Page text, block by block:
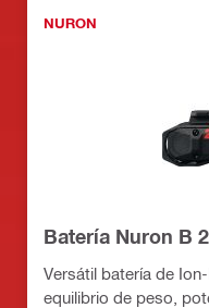
NURON
Batería Nuron B
Versátil batería de
equilibrio de peso,